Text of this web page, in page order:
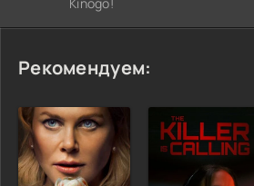
Рекомендуем: